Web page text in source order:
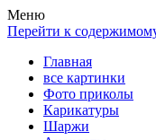
Весела хата —
клипы!
Покажем всем ваши
рассказы, видео и
Меню
Перейти к
Главная
все картинки
Фото приколы
Карикатуры
Шаржи